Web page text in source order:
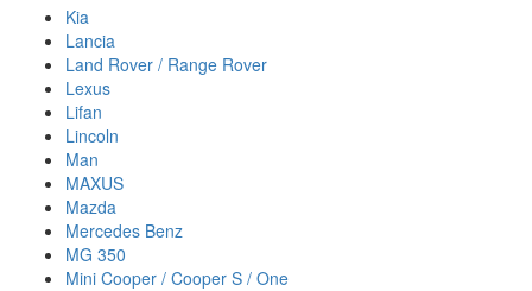
Kia
Lancia
Land Rover / Range Rover
Lexus
Lifan
Lincoln
Man
MAXUS
Mazda
Mercedes Benz
MG 350
Mini Cooper / Cooper S / One